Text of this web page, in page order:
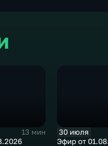
13 мин
30 июля
Эфир от